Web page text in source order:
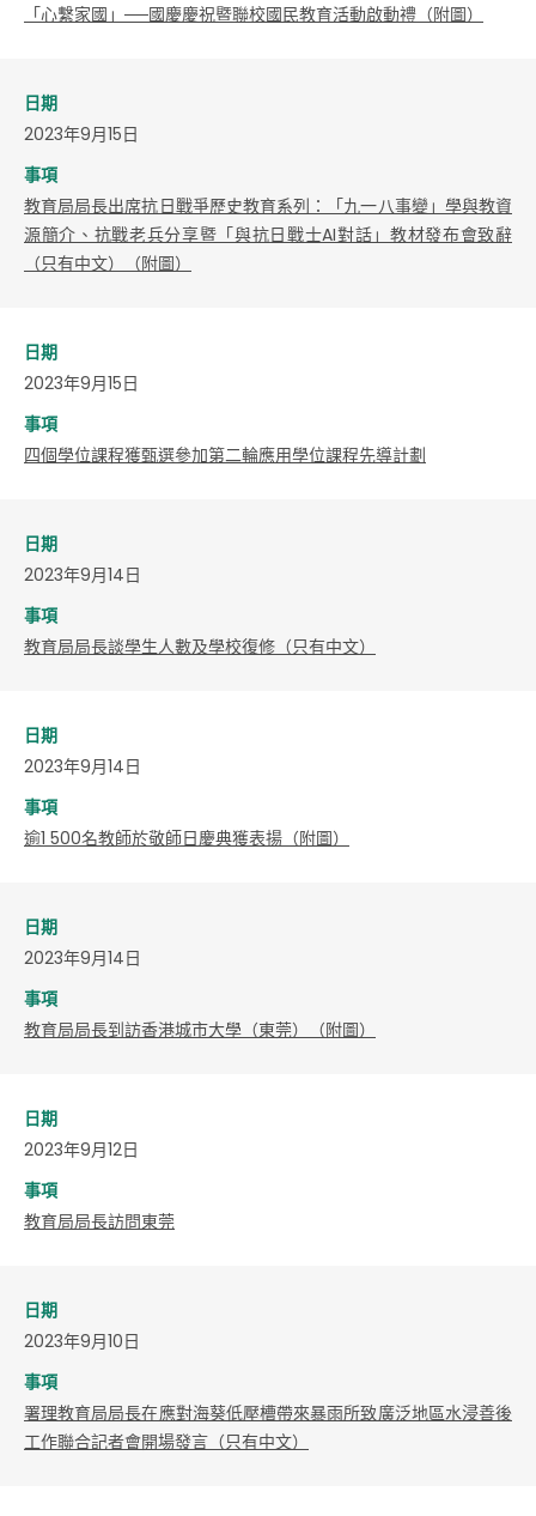
​「心繫家國」──國慶慶祝暨聯校國民教育活動啟動禮（附圖）
日期
2023年9月15日
事項
教育局局長出席抗日戰爭歷史教育系列：「九一八事變」學與教資
源簡介、抗戰老兵分享暨「與抗日戰士AI對話」教材發布會致辭
（只有中文）（附圖）
日期
2023年9月15日
事項
四個學位課程獲甄選參加第二輪應用學位課程先導計劃
日期
2023年9月14日
事項
教育局局長談學生人數及學校復修（只有中文）
日期
2023年9月14日
事項
逾1 500名教師於敬師日慶典獲表揚（附圖）
日期
2023年9月14日
事項
教育局局長到訪香港城市大學（東莞）（附圖）
日期
2023年9月12日
事項
教育局局長訪問東莞
日期
2023年9月10日
事項
署理教育局局長在應對海葵低壓槽帶來暴雨所致廣泛地區水浸善後
工作聯合記者會開場發言（只有中文）